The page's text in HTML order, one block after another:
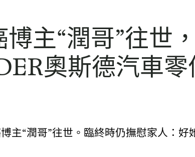
博主“潤哥”往世
奧斯德汽車
主“潤哥”往世。臨終時仍撫慰家人：